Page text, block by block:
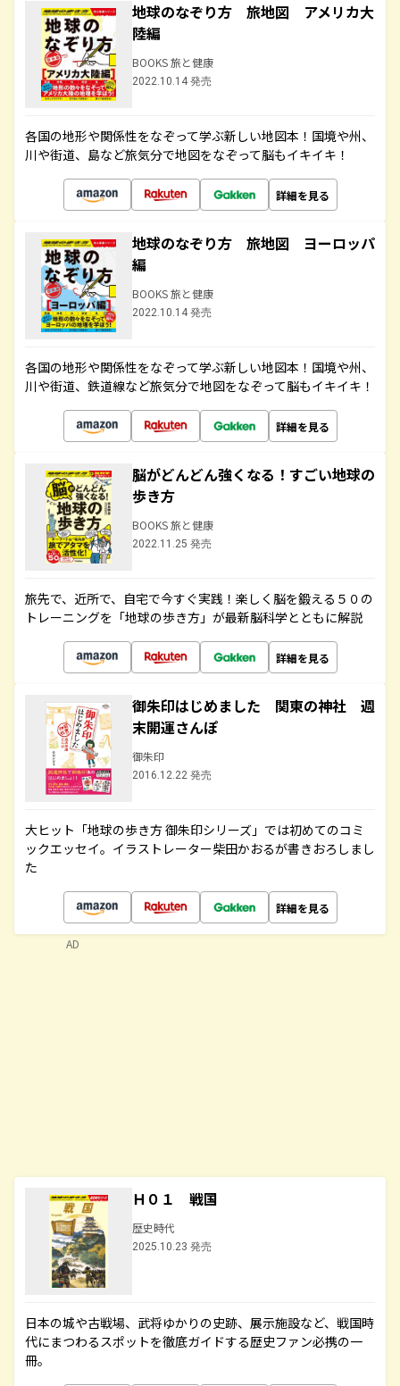
地球のなぞり方 旅地図 アメリカ大
陸編
BOOKS 旅と健康
2022.10.14 発売
各国の地形や関係性をなぞって学ぶ新しい地図本！国境や州、
川や街道、島など旅気分で地図をなぞって脳もイキイキ！
詳細を見る
地球のなぞり方 旅地図 ヨーロッパ
編
BOOKS 旅と健康
2022.10.14 発売
各国の地形や関係性をなぞって学ぶ新しい地図本！国境や州、
川や街道、鉄道線など旅気分で地図をなぞって脳もイキイキ！
詳細を見る
脳がどんどん強くなる！すごい地球の
歩き方
BOOKS 旅と健康
2022.11.25 発売
旅先で、近所で、自宅で今すぐ実践！楽しく脳を鍛える５０の
トレーニングを「地球の歩き方」が最新脳科学とともに解説
詳細を見る
御朱印はじめました 関東の神社 週
末開運さんぽ
御朱印
2016.12.22 発売
大ヒット「地球の歩き方 御朱印シリーズ」では初めてのコミ
ックエッセイ。イラストレーター柴田かおるが書きおろしまし
た
詳細を見る
Ｈ０１ 戦国
歴史時代
2025.10.23 発売
日本の城や古戦場、武将ゆかりの史跡、展示施設など、戦国時
代にまつわるスポットを徹底ガイドする歴史ファン必携の一
冊。
AD